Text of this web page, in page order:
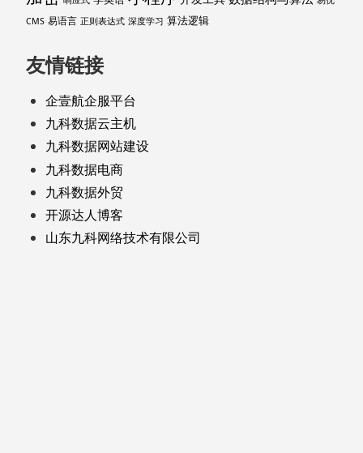
CMS 易语言 正则表达式 深度学习 算法逻辑
友情链接
企壹航企服平台
九科数据云主机
九科数据网站建设
九科数据电商
九科数据外贸
开源达人博客
山东九科网络技术有限公司